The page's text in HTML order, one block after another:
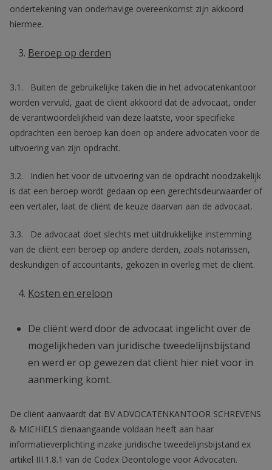
ondertekening van onderhavige overeenkomst zijn akkoord
hiermee.
Beroep op derden
3.1. Buiten de gebruikelijke taken die in het advocatenkantoor
worden vervuld, gaat de cliënt akkoord dat de advocaat, onder
de verantwoordelijkheid van deze laatste, voor specifieke
opdrachten een beroep kan doen op andere advocaten voor de
uitvoering van zijn opdracht.
3.2. Indien het voor de uitvoering van de opdracht noodzakelijk
is dat een beroep wordt gedaan op een gerechtsdeurwaarder of
een vertaler, laat de cliënt de keuze daarvan aan de advocaat.
3.3. De advocaat doet slechts met uitdrukkelijke instemming
van de cliënt een beroep op andere derden, zoals notarissen,
deskundigen of accountants, gekozen in overleg met de cliënt.
Kosten en ereloon
De cliënt werd door de advocaat ingelicht over de
mogelijkheden van juridische tweedelijnsbijstand
en werd er op gewezen dat cliënt hier niet voor in
aanmerking komt.
De cliënt aanvaardt dat BV ADVOCATENKANTOOR SCHREVENS
& MICHIELS dienaangaande voldaan heeft aan haar
informatieverplichting inzake juridische tweedelijnsbijstand ex
artikel III.1.8.1 van de Codex Deontologie voor Advocaten.